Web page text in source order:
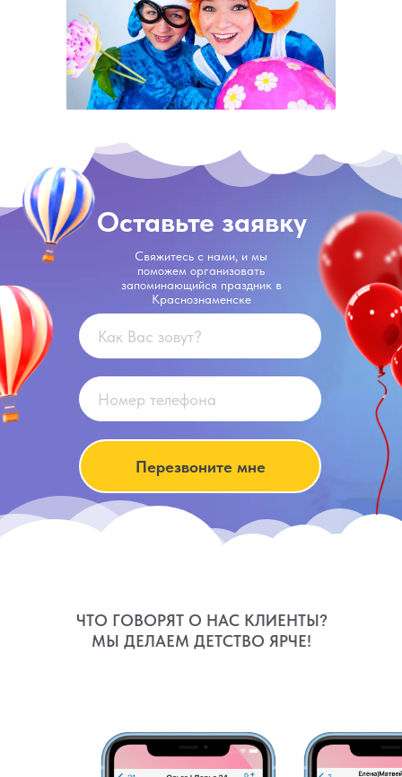
Оставьте заявку
Свяжитесь с нами, и мы
поможем организовать
запоминающийся праздник в
Краснознаменске
Перезвоните мне
ЧТО ГОВОРЯТ О НАС КЛИЕНТЫ?
МЫ ДЕЛАЕМ ДЕТСТВО ЯРЧЕ!